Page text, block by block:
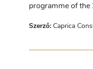
programme of
Szerző: Caprica